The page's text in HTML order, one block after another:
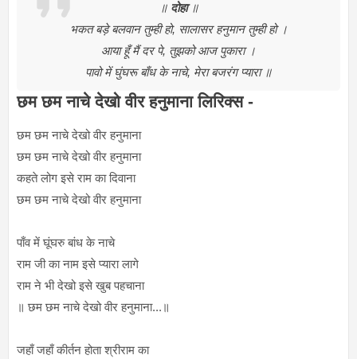
॥ दोहा॥
भकत बड़े बलवान तुम्ही हो, सालासर हनुमान तुम्ही हो ।
आया हूँ मैं दर पे, तुझको आज पुकारा ।
पावो में घुंघरू बाँध के नाचे, मेरा बजरंग प्यारा ॥
छम छम नाचे देखो वीर हनुमाना लिरिक्स -
छम छम नाचे देखो वीर हनुमाना
छम छम नाचे देखो वीर हनुमाना
कहते लोग इसे राम का दिवाना
छम छम नाचे देखो वीर हनुमाना
पाँव में घूंघरु बांध के नाचे
राम जी का नाम इसे प्यारा लागे
राम ने भी देखो इसे खुब पहचाना
॥ छम छम नाचे देखो वीर हनुमाना...॥
जहाँ जहाँ कीर्तन होता श्रीराम का